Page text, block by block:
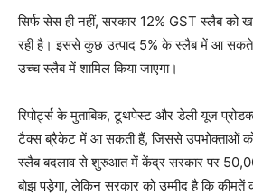
सिर्फ सेस ही नहीं, सरकार 12% GST स्लैब को
रही है। इससे कुछ उत्पाद 5% के स्लैब में आ
उच्च स्लैब में शामिल किया जाएगा।
रिपोर्ट्स के मुताबिक, टूथपेस्ट और डेली यूज
टैक्स ब्रैकेट में आ सकती हैं, जिससे उपभोक्ताओं को
स्लैब बदलाव से शुरुआत में केंद्र सरकार पर
बोझ पड़ेगा, लेकिन सरकार को उम्मीद है कि